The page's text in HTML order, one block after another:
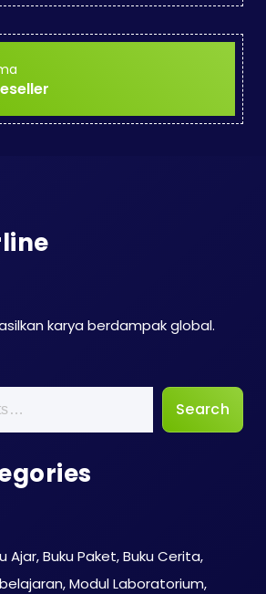
karya berdampak global.
Search
Ajar, Buku Paket, Buku Cerita,
Modul Laboratorium,